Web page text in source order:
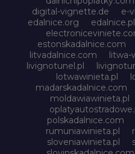
digital-vignette.de
e-
edalnice.org
edalnice.pl
estonskadalnice.com
litvadalnice.com
litwa-
livignotunel.pl
lotwawinieta.pl
madarskadalnice.com
moldawiawinieta.pl
polskadalnice.com
rumuniawinieta.pl
sloveniawinieta.pl